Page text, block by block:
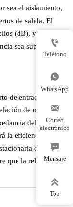
sea el aislamiento,
de salida. El
(dB), y se
sea superior a 20
de entrada o salida
de onda
del puerto,
la eficiencia de
es 1, y en
que la relación de

Teléfono

WhatsApp

Correo
electrónico

Mensaje

Top